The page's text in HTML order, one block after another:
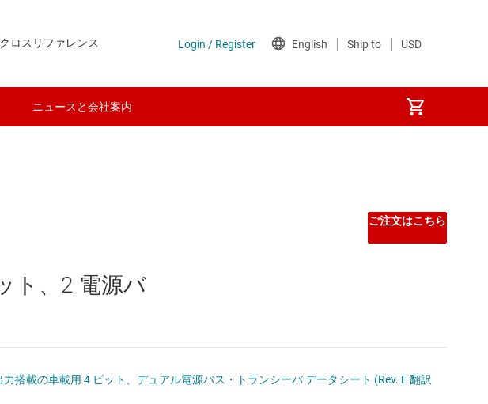
クロスリファレンス
ニュースと会社案内
サト、2 電源バ
ご注文はこちら
搭載の車載用 4 ビット、デュアル電源バス・トランシーバ データシート (Rev. E 翻訳